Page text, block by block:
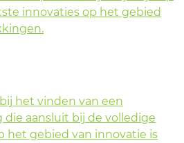
innovaties op het gebied
het vinden van een
aansluit bij de volledige
het gebied van innovatie is